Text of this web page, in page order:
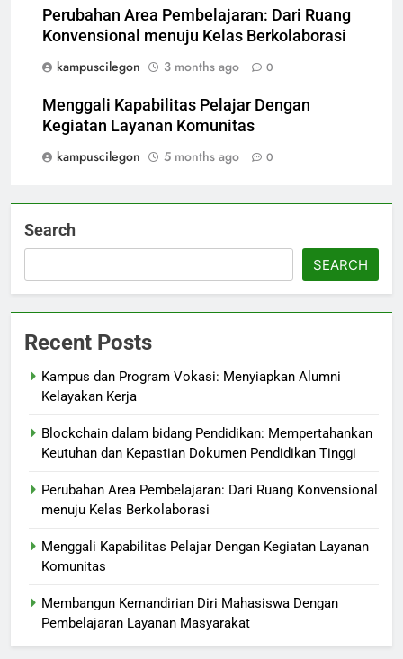
Perubahan Area Pembelajaran: Dari Ruang
Konvensional menuju Kelas Berkolaborasi
kampuscilegon
3 months ago 0
Menggali Kapabilitas Pelajar Dengan
Kegiatan Layanan Komunitas
kampuscilegon
5 months ago 0
Search
SEARCH
Recent Posts
Kampus dan Program Vokasi: Menyiapkan Alumni
Kelayakan Kerja
Blockchain dalam bidang Pendidikan: Mempertahankan
Keutuhan dan Kepastian Dokumen Pendidikan Tinggi
Perubahan Area Pembelajaran: Dari Ruang Konvensional
menuju Kelas Berkolaborasi
Menggali Kapabilitas Pelajar Dengan Kegiatan Layanan
Komunitas
Membangun Kemandirian Diri Mahasiswa Dengan
Pembelajaran Layanan Masyarakat